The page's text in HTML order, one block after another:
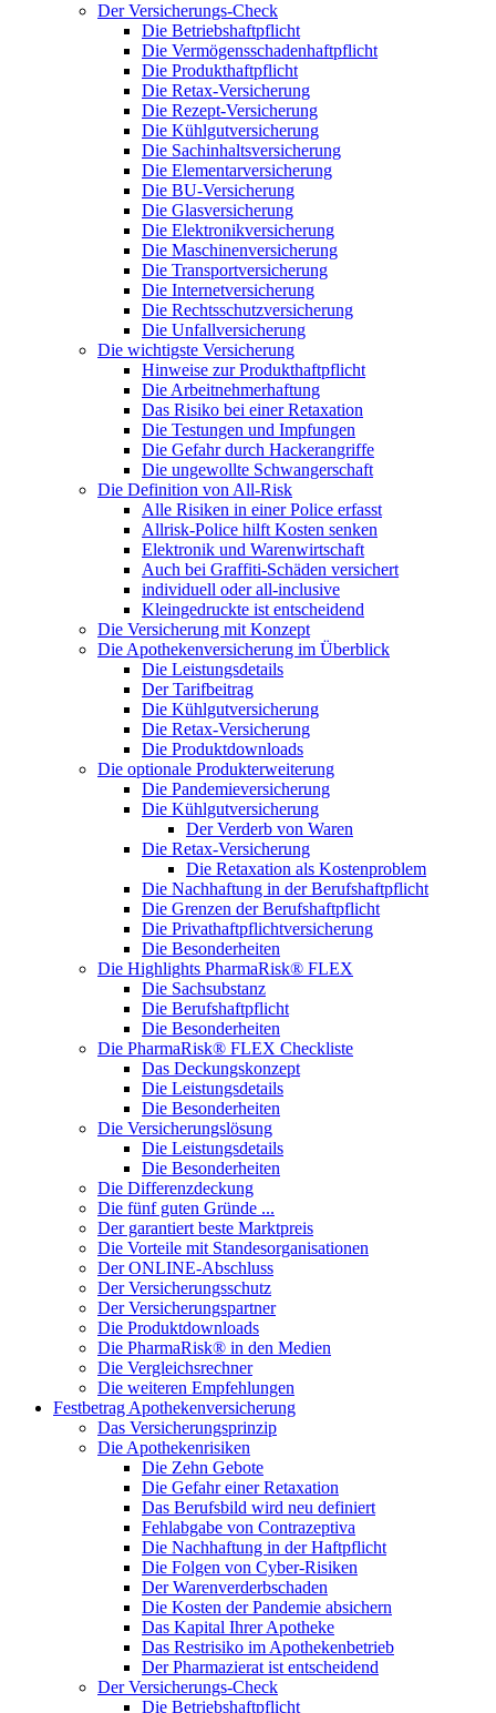
Der Versicherungs-Check
Die Betriebshaftpflicht
Die Vermögensschadenhaftpflicht
Die Produkthaftpflicht
Die Retax-Versicherung
Die Rezept-Versicherung
Die Kühlgutversicherung
Die Sachinhaltsversicherung
Die Elementarversicherung
Die BU-Versicherung
Die Glasversicherung
Die Elektronikversicherung
Die Maschinenversicherung
Die Transportversicherung
Die Internetversicherung
Die Rechtsschutzversicherung
Die Unfallversicherung
Die wichtigste Versicherung
Hinweise zur Produkthaftpflicht
Die Arbeitnehmerhaftung
Das Risiko bei einer Retaxation
Die Testungen und Impfungen
Die Gefahr durch Hackerangriffe
Die ungewollte Schwangerschaft
Die Definition von All-Risk
Alle Risiken in einer Police erfasst
Allrisk-Police hilft Kosten senken
Elektronik und Warenwirtschaft
Auch bei Graffiti-Schäden versichert
individuell oder all-inclusive
Kleingedruckte ist entscheidend
Die Versicherung mit Konzept
Die Apothekenversicherung im Überblick
Die Leistungsdetails
Der Tarifbeitrag
Die Kühlgutversicherung
Die Retax-Versicherung
Die Produktdownloads
Die optionale Produkterweiterung
Die Pandemieversicherung
Die Kühlgutversicherung
Der Verderb von Waren
Die Retax-Versicherung
Die Retaxation als Kostenproblem
Die Nachhaftung in der Berufshaftpflicht
Die Grenzen der Berufshaftpflicht
Die Privathaftpflichtversicherung
Die Besonderheiten
Die Highlights PharmaRisk® FLEX
Die Sachsubstanz
Die Berufshaftpflicht
Die Besonderheiten
Die PharmaRisk® FLEX Checkliste
Das Deckungskonzept
Die Leistungsdetails
Die Besonderheiten
Die Versicherungslösung
Die Leistungsdetails
Die Besonderheiten
Die Differenzdeckung
Die fünf guten Gründe ...
Der garantiert beste Marktpreis
Die Vorteile mit Standesorganisationen
Der ONLINE-Abschluss
Der Versicherungsschutz
Der Versicherungspartner
Die Produktdownloads
Die PharmaRisk® in den Medien
Die Vergleichsrechner
Die weiteren Empfehlungen
Festbetrag Apothekenversicherung
Das Versicherungsprinzip
Die Apothekenrisiken
Die Zehn Gebote
Die Gefahr einer Retaxation
Das Berufsbild wird neu definiert
Fehlabgabe von Contrazeptiva
Die Nachhaftung in der Haftpflicht
Die Folgen von Cyber-Risiken
Der Warenverderbschaden
Die Kosten der Pandemie absichern
Das Kapital Ihrer Apotheke
Das Restrisiko im Apothekenbetrieb
Der Pharmazierat ist entscheidend
Der Versicherungs-Check
Die Betriebshaftpflicht